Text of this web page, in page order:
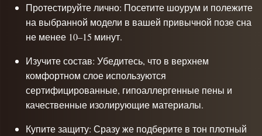
Протестируйте лично: Посетите шоурум и полежите
на выбранной модели в вашей привычной позе сна
не менее 10–15 минут.
Изучите состав: Убедитесь, что в верхнем
комфортном слое используются
сертифицированные, гипоаллергенные пены и
качественные изолирующие материалы.
Купите защиту: Сразу же подберите в тон плотный